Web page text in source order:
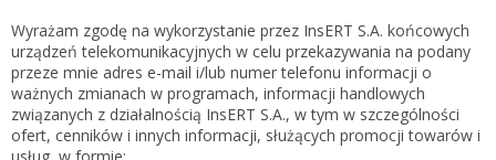
Wyrażam zgodę na wykorzystanie przez InsERT S.A. końcowych
urządzeń telekomunikacyjnych w celu przekazywania na podany
przeze mnie adres e-mail i/lub numer telefonu informacji o
ważnych zmianach w programach, informacji handlowych
związanych z działalnością InsERT S.A., w tym w szczególności
ofert, cenników i innych informacji, służących promocji towarów i